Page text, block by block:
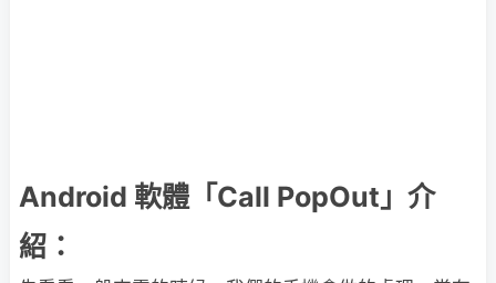
Android 軟體「Call PopOut」介
紹：